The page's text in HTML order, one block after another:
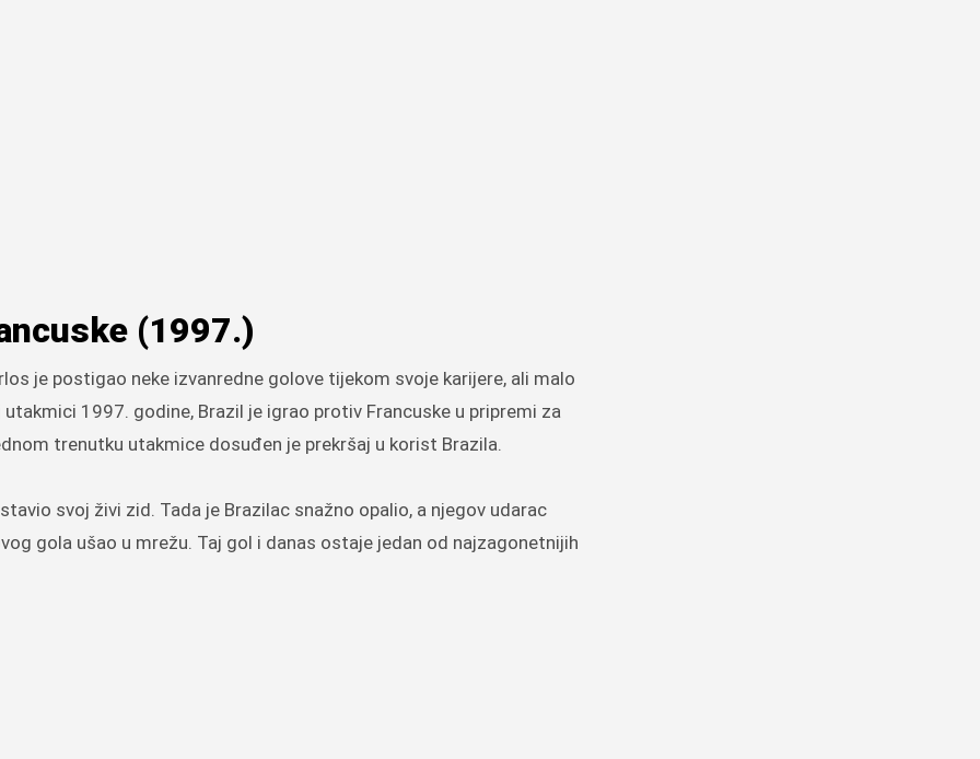
(1997.)
je postigao neke izvanredne golove tijekom svoje karijere, ali malo
utakmici 1997. godine, Brazil je igrao protiv Francuske u pripremi za
trenutku utakmice dosuđen je prekršaj u korist Brazila.
svoj živi zid. Tada je Brazilac snažno opalio, a njegov udarac
gola ušao u mrežu. Taj gol i danas ostaje jedan od najzagonetnijih